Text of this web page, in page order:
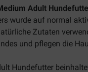
Adult
wurde auf normal
Zutaten
und pflegen die
Hundefutter